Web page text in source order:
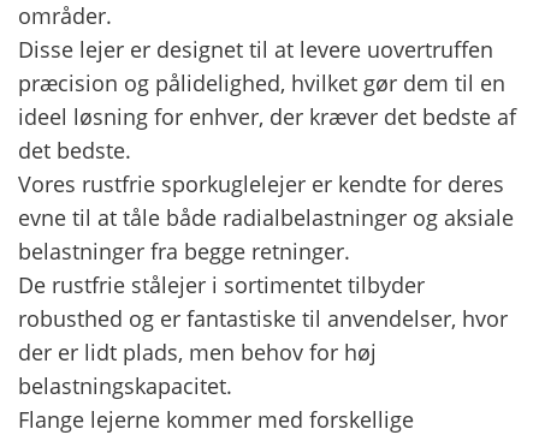
KUNDECENTER
FAVORIT
KONTAKT
B2BLOGIN
LOG UD
områder.
Disse lejer er designet til at levere uovertruffen
præcision og pålidelighed, hvilket gør dem til en
ideel løsning for enhver, der kræver det bedste af
det bedste.
Vores rustfrie sporkuglelejer er kendte for deres
evne til at tåle både radialbelastninger og aksiale
belastninger fra begge retninger.
De rustfrie stålejer i sortimentet tilbyder
robusthed og er fantastiske til anvendelser, hvor
der er lidt plads, men behov for høj
belastningskapacitet.
Flange lejerne kommer med forskellige